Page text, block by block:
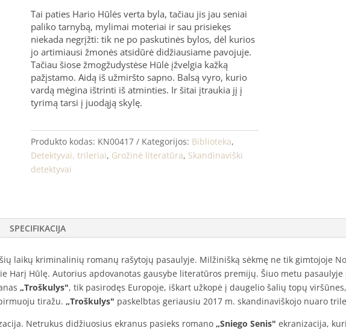
Tai paties Hario Hūlės verta byla, tačiau jis jau seniai
paliko tarnybą, mylimai moteriai ir sau prisiekęs
niekada negrįžti: tik ne po paskutinės bylos, dėl kurios
jo artimiausi žmonės atsidūrė didžiausiame pavojuje.
Tačiau šiose žmogžudystėse Hūlė įžvelgia kažką
pažįstamo. Aidą iš užmiršto sapno. Balsą vyro, kurio
vardą mėgina ištrinti iš atminties. Ir šitai įtraukia jį į
tyrimą tarsi į juodąją skylę.
Produkto kodas: KN00417 Kategorijos: Biblioteka,
Detektyvai, trileriai, Grožinė literatūra, Skandinaviški
detektyvai
SPECIFIKACIJA
laikų kriminalinių romanų rašytojų pasaulyje. Milžinišką sėkmę ne tik gimtojoje
Harį Hūlę. Autorius apdovanotas gausybe literatūros premijų. Šiuo metu
„Troškulys", tik pasirodęs Europoje, iškart užkopė į daugelio šalių topų
tiražu. „Troškulys" paskelbtas geriausiu 2017 m. skandinaviškojo nuaro
Netrukus didžiuosius ekranus pasieks romano „Sniego Senis" ekranizacija,